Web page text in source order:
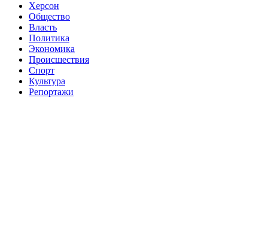
Херсон
Общество
Власть
Политика
Экономика
Происшествия
Спорт
Культура
Репортажи